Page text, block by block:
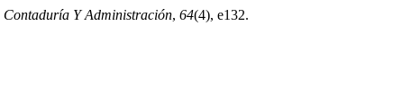
Contaduría Y Administración, 64(4), e132.